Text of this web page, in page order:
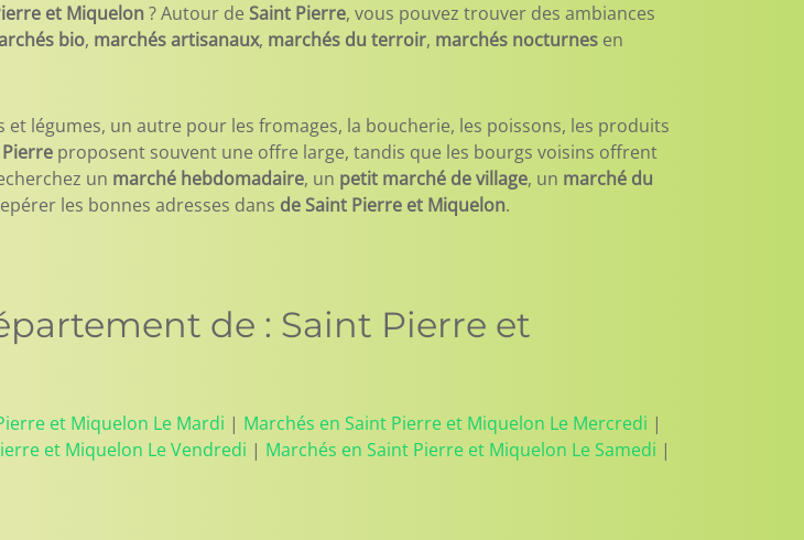
et Miquelon? Autour de Saint Pierre, vous pouvez trouver des ambiances
bio, marchés artisanaux, marchés du terroir, marchés nocturnes en
légumes, un autre pour les fromages, la boucherie, les poissons, les produits
proposent souvent une offre large, tandis que les bourgs voisins offrent
un marché hebdomadaire, un petit marché de village, un marché du
les bonnes adresses dans de Saint Pierre et Miquelon.
de : Saint Pierre et
et Miquelon Le Mardi | Marchés en Saint Pierre et Miquelon Le Mercredi |
et Miquelon Le Vendredi | Marchés en Saint Pierre et Miquelon Le Samedi |